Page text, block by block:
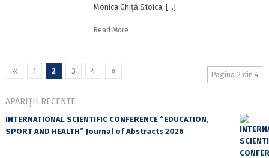
Monica Ghiță Stoica, […]
Read More
Pagina 2 din 4
« 1 2 3 4 »
APARIȚII RECENTE
INTERNATIONAL SCIENTIFIC CONFERENCE “EDUCATION,
SPORT AND HEALTH” Journal of Abstracts 2026